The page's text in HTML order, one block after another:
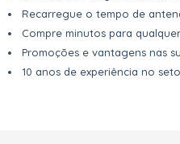
Recarregue o tempo de
Compre minutos para
Promoções e vantagens nas
10 anos de experiência no